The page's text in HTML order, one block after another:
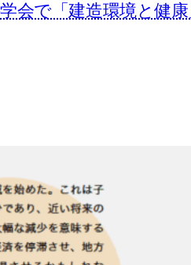
会で「建造環境と健